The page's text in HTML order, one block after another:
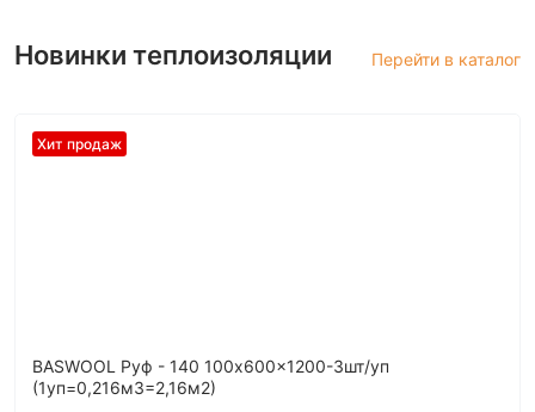
Новинки теплоизоляции Перейти в каталог
Хит продаж
BASWOOL Руф - 140 100x600x1200-3шт/уп
(1уп=0,216м3=2,16м2)